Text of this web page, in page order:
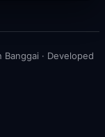
· Developed